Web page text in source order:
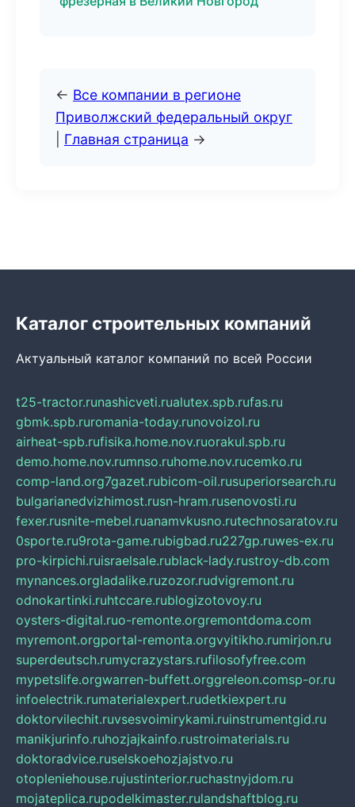
← Все компании в регионе
Приволжский федеральный округ
Главная страница →
Каталог строительных компаний
Актуальный каталог компаний по всей России
t25-tractor.runashicveti.rualutex.spb.rufas.ru
gbmk.spb.ruromania-today.runovoizol.ru
airheat-spb.rufisika.home.nov.ruorakul.spb.ru
demo.home.nov.rumnso.ruhome.nov.rucemko.ru
comp-land.org7gazet.rubicom-oil.rusuperiorsearch.ru
bulgarianedvizhimost.rusn-hram.rusenovosti.ru
fexer.rusnite-mebel.ruanamvkusno.rutechnosaratov.ru
0sporte.ru9rota-game.rubigbad.ru227gp.ruwes-ex.ru
pro-kirpichi.ruisraelsale.rublack-lady.rustroy-db.com
mynances.orgladalike.ruzozor.rudvigremont.ru
odnokartinki.ruhtccare.rublogizotovoy.ru
oysters-digital.ruo-remonte.orgremontdoma.com
myremont.orgportal-remonta.orgvyitikho.rumirjon.ru
superdeutsch.rumycrazystars.rufilosofyfree.com
mypetslife.orgwarren-buffett.orggreleon.comsp-or.ru
infoelectrik.rumaterialexpert.rudetkiexpert.ru
doktorvilechit.ruvsesvoimirykami.ruinstrumentgid.ru
manikjurinfo.ruhozjajkainfo.rustroimaterials.ru
doktoradvice.ruselskoehozjajstvo.ru
otopleniehouse.rujustinterior.ruchastnyjdom.ru
mojateplica.rupodelkimaster.rulandshaftblog.ru